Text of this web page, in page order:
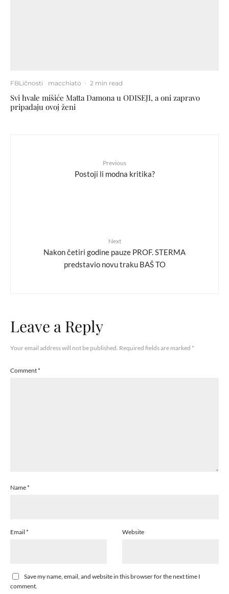
FBLičnosti macchiato · 2 min read
Svi hvale mišiće Matta Damona u ODISEJI, a oni zapravo
pripadaju ovoj ženi
Previous
Postoji li modna kritika?
Next
Nakon četiri godine pauze PROF. STERMA
predstavio novu traku BAŠ TO
Leave a Reply
Your email address will not be published. Required fields are marked *
Comment*
Name*
Email * Website
Save my name, email, and website in this browser for the next time I
comment.